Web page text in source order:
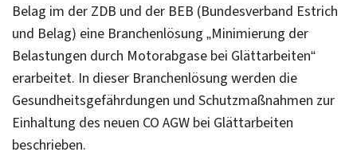
Belag im der ZDB und der BEB (Bundesverband Estrich
und Belag) eine Branchenlösung „Minimierung der
Belastungen durch Motorabgase bei Glättarbeiten“
erarbeitet. In dieser Branchenlösung werden die
Gesundheitsgefährdungen und Schutzmaßnahmen zur
Einhaltung des neuen CO AGW bei Glättarbeiten
beschrieben.